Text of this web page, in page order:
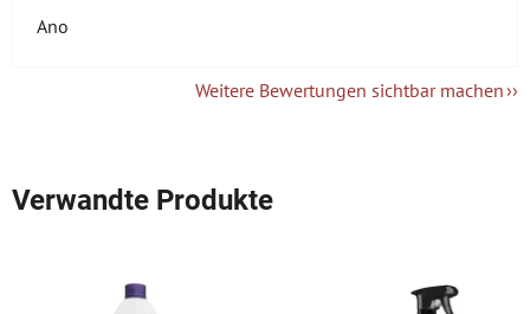
Ano
Weitere Bewertungen sichtbar machen
Verwandte Produkte